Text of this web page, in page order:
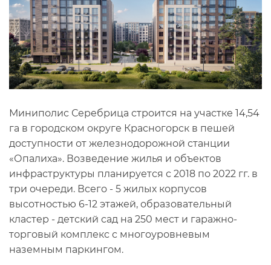
Миниполис Серебрица строится на участке 14,54
га в городском округе Красногорск в пешей
доступности от железнодорожной станции
«Опалиха». Возведение жилья и объектов
инфраструктуры планируется с 2018 по 2022 гг. в
три очереди. Всего - 5 жилых корпусов
высотностью 6-12 этажей, образовательный
кластер - детский сад на 250 мест и гаражно-
торговый комплекс с многоуровневым
наземным паркингом.